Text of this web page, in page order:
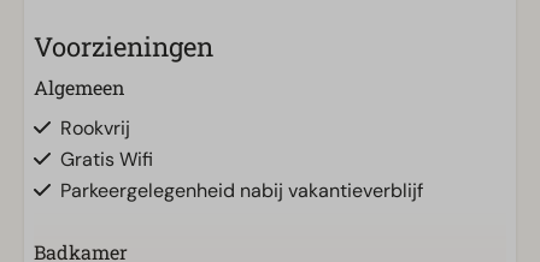
Voorzieningen
Algemeen
Rookvrij
Gratis Wifi
Parkeergelegenheid nabij vakantieverblijf
Badkamer